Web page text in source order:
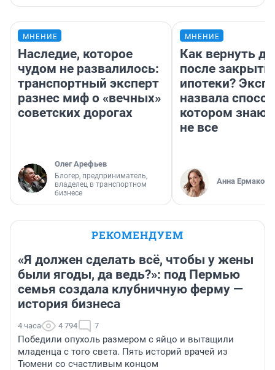
МНЕНИЕ
Наследие, которое
чудом не развалилось:
транспортный эксперт
разнес миф о «вечных»
советских дорогах
Олег Арефьев
Блогер, предприниматель,
владелец в транспортном
бизнесе
МНЕНИЕ
Как вернуть
после
ипотеки?
назвала
котором
не все
Анна Ермакова
РЕКОМЕНДУЕМ
«Я должен сделать всё, чтобы у жены
были ягоды, да ведь?»: под Пермью
семья создала клубничную ферму —
история бизнеса
4 часа 4 794 7
Победили опухоль размером с яйцо и вытащили
младенца с того света. Пять историй врачей из
Тюмени со счастливым концом